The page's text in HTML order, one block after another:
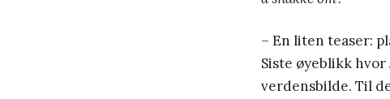
– En liten teaser:
Siste øyeblikk
verdensbilde. Til